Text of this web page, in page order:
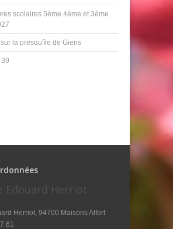
scolaires 5ème 4ème et 3ème
la presqu'île de Giens
Edouard Herriot
Herriot, 94700 Maisons Alfort